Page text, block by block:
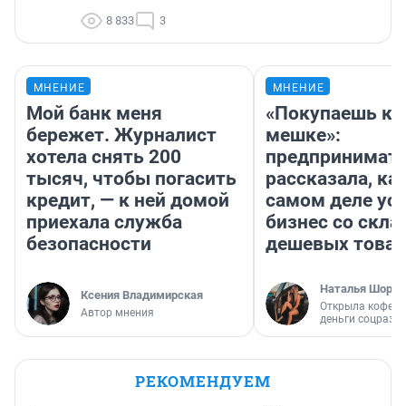
8 833 3
МНЕНИЕ
Мой банк меня
бережет. Журналист
хотела снять 200
тысяч, чтобы погасить
кредит, — к ней домой
приехала служба
безопасности
Ксения Владимирская
Автор мнения
МНЕНИЕ
«Покупаешь
мешке»:
рассказала,
самом деле
бизнес со
дешевых
Наталья
Открыла
деньги
РЕКОМЕНДУЕМ